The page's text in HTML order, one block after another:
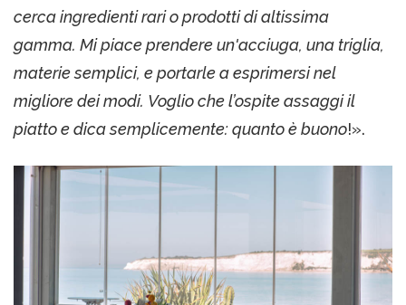
cerca ingredienti rari o prodotti di altissima
gamma. Mi piace prendere un'acciuga, una triglia,
materie semplici, e portarle a esprimersi nel
migliore dei modi. Voglio che l’ospite assaggi il
piatto e dica semplicemente: quanto è buono!».